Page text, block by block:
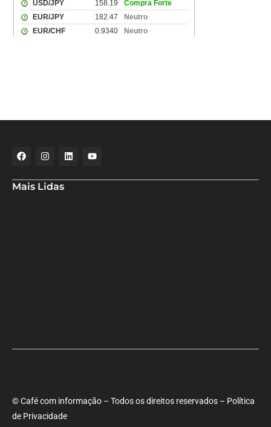
Mais Lidas
© Café com informação – Todos os direitos reservados – Política
de Privacidade